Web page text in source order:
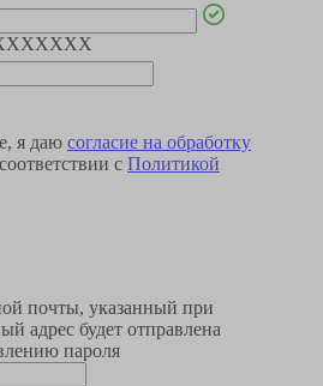
я даю согласие на обработку
с Политикой
почты, указанный при
адрес будет отправлена
пароля